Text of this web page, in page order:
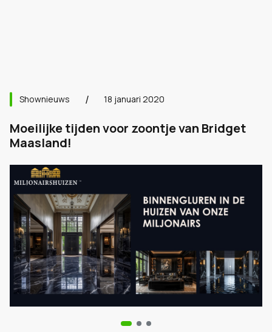
Shownieuws 18 januari 2020
Moeilijke tijden voor zoontje van Bridget
Maasland!